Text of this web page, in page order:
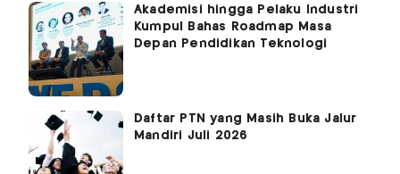
Akademisi hingga Pelaku Industri
Kumpul Bahas Roadmap Masa
Depan Pendidikan Teknologi
Daftar PTN yang Masih Buka Jalur
Mandiri Juli 2026